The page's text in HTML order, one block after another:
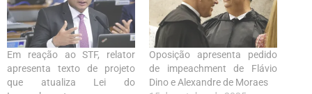
Em reação ao STF, relator
apresenta texto de projeto
que atualiza Lei do
Oposição apresenta pedido
de impeachment de Flávio
Dino e Alexandre de Moraes